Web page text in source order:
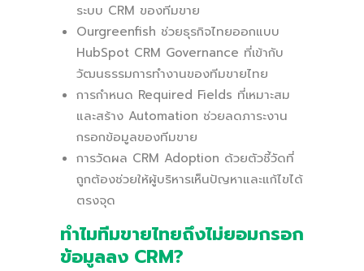
ระบบ CRM ของทีมขาย
Ourgreenfish ช่วยธุรกิจไทยออกแบบ
HubSpot CRM Governance ที่เข้ากับ
วัฒนธรรมการทำงานของทีมขายไทย
การกำหนด Required Fields ที่เหมาะสม
และสร้าง Automation ช่วยลดภาระงาน
กรอกข้อมูลของทีมขาย
การวัดผล CRM Adoption ด้วยตัวชี้วัดที่
ถูกต้องช่วยให้ผู้บริหารเห็นปัญหาและแก้ไขได้
ตรงจุด
ทำไมทีมขายไทยถึงไม่ยอมกรอก
ข้อมูลลง CRM?